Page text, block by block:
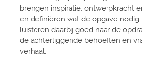
brengen inspiratie, ontwerpkracht
en definiëren wat de opgave nodig
luisteren daarbij goed naar de
de achterliggende behoeften en
verhaal.